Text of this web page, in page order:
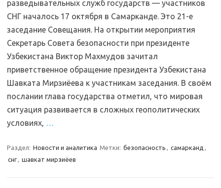
разведывательных служб государств — участников
СНГ началось 17 октября в Самарканде. Это 21-е
заседание Совещания. На открытии мероприятия
Секретарь Совета безопасности при президенте
Узбекистана Виктор Махмудов зачитал
приветственное обращение президента Узбекистана
Шавката Мирзиёева к участникам заседания. В своём
послании глава государства отметил, что мировая
ситуация развивается в сложных геополитических
условиях, …
Раздел: Новости и аналитика Метки: безопасность , самарканд ,
снг, шавкат мирзиёев